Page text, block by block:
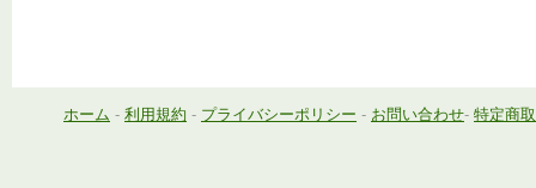
ホーム - 利用規約 - プライバシーポリシー - お問い合わせ- 特定商